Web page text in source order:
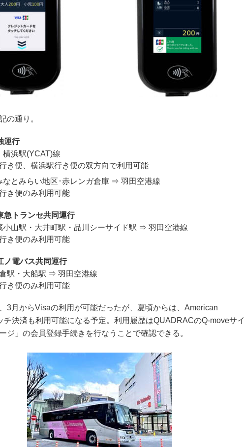
の通り。
運行
浜駅(YCAT)線
き便、横浜駅行き便の双方向で利用可能
なとみらい地区･赤レンガ倉庫 ⇒ 羽田空港線
き便のみ利用可能
急トランセ共同運行
小山駅・大井町駅・品川シーサイド駅 ⇒ 羽田空港線
き便のみ利用可能
ノ電バス共同運行
駅・大船駅 ⇒ 羽田空港線
き便のみ利用可能
3月からVisaの利用が可能だったが、夏頃からは、American
チ決済も利用可能になる予定。利用履歴はQUADRACのQ-moveサイ
ジ」の会員登録手続きを行なうことで確認できる。